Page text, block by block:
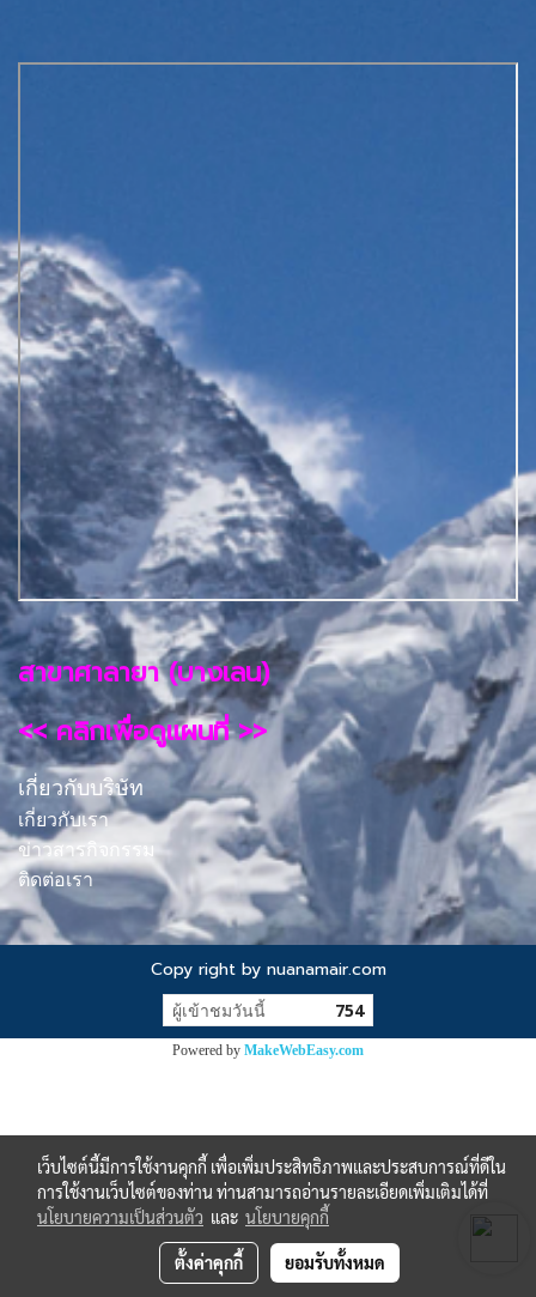
สาขาศาลายา (บางเลน)
<< คลิกเพื่อดูแผนที่ >>
เกี่ยวกับบริษัท
เกี่ยวกับเรา
ข่าวสารกิจกรรม
ติดต่อเรา
Copy right by nuanamair.com
ผู้เข้าชมวันนี้ 754
Powered by MakeWebEasy.com
เว็บไซต์นี้มีการใช้งานคุกกี้ เพื่อเพิ่มประสิทธิภาพและประสบการณ์ที่ดีใน
การใช้งานเว็บไซต์ของท่าน ท่านสามารถอ่านรายละเอียดเพิ่มเติมได้ที่
นโยบายความเป็นส่วนตัว และ นโยบายคุกกี้
ตั้งค่าคุกกี้ ยอมรับทั้งหมด